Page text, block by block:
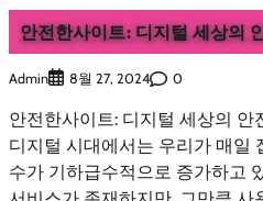
안전한사이트: 디지털 세상의
Admin 8월 27, 2024 0
안전한사이트: 디지털 세상의
디지털 시대에서는 우리가 매일
수가 기하급수적으로 증가하고